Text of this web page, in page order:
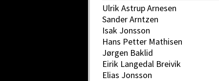
Ulrik Astrup Arnesen
Sander Arntzen
Isak Jonsson
Hans Petter Mathisen
Jørgen Baklid
Eirik Langedal Breivik
Elias Jonsson